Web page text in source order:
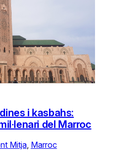
i kasbahs:
del Marroc
Mitja, Marroc